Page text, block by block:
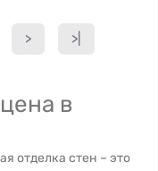
> >|
в
отделка стен – это